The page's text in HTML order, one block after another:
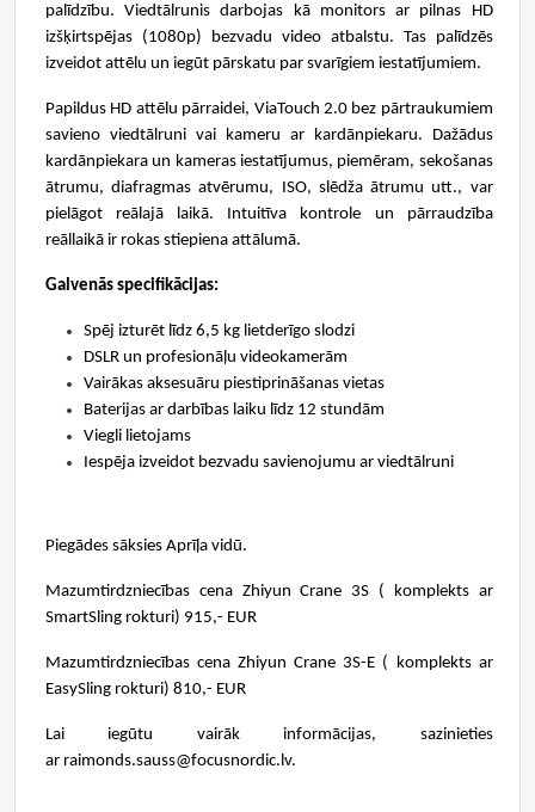
palīdzību. Viedtālrunis darbojas kā monitors ar pilnas HD
izšķirtspējas (1080p) bezvadu video atbalstu. Tas palīdzēs
izveidot attēlu un iegūt pārskatu par svarīgiem iestatījumiem.
Papildus HD attēlu pārraidei, ViaTouch 2.0 bez pārtraukumiem
savieno viedtālruni vai kameru ar kardānpiekaru. Dažādus
kardānpiekara un kameras iestatījumus, piemēram, sekošanas
ātrumu, diafragmas atvērumu, ISO, slēdža ātrumu utt., var
pielāgot reālajā laikā. Intuitīva kontrole un pārraudzība
reāllaikā ir rokas stiepiena attālumā.
Galvenās specifikācijas:
Spēj izturēt līdz 6,5 kg lietderīgo slodzi
DSLR un profesionāļu videokamerām
Vairākas aksesuāru piestiprināšanas vietas
Baterijas ar darbības laiku līdz 12 stundām
Viegli lietojams
Iespēja izveidot bezvadu savienojumu ar viedtālruni
Piegādes sāksies Aprīļa vidū.
Mazumtirdzniecības cena Zhiyun Crane 3S ( komplekts ar
SmartSling rokturi) 915,- EUR
Mazumtirdzniecības cena Zhiyun Crane 3S-E ( komplekts ar
EasySling rokturi) 810,- EUR
Lai iegūtu vairāk informācijas, sazinieties
ar raimonds.sauss@focusnordic.lv.